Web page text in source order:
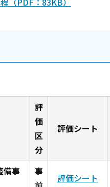
評
価
区
分
評価シート
備事
事
評価シート